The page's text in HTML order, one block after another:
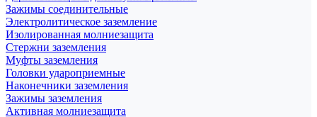
Зажимы соединительные
Электролитическое заземление
Изолированная молниезащита
Стержни заземления
Муфты заземления
Головки удароприемные
Наконечники заземления
Зажимы заземления
Активная молниезащита